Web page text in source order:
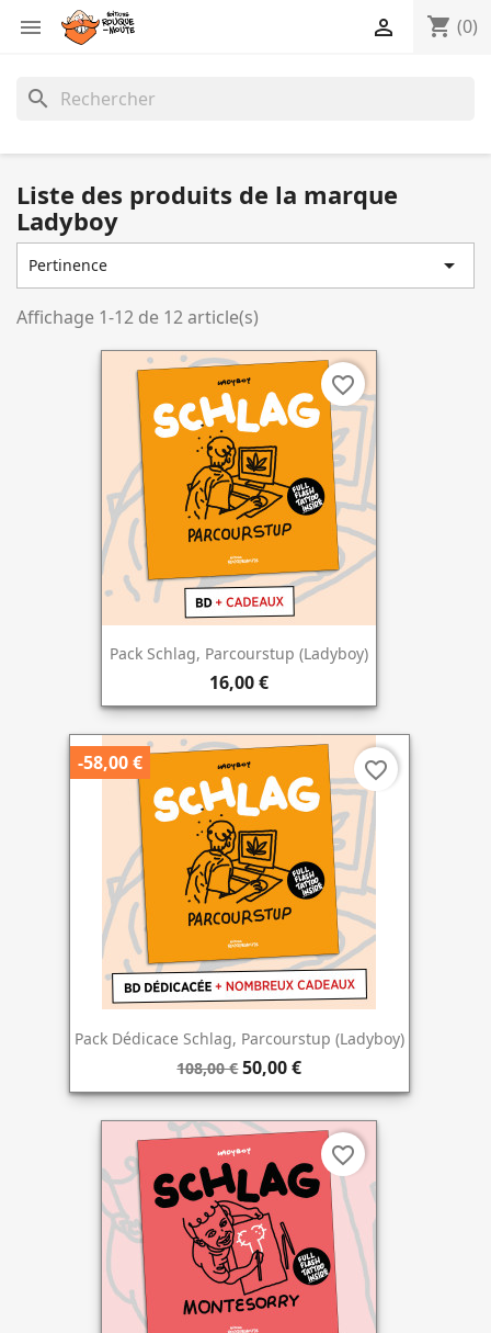
 shopping_cart (0)

search
Liste des produits de la marque
Ladyboy
Pertinence 
Affichage 1-12 de 12 article(s)
Pack Schlag, Parcourstup (Ladyboy)
16,00 €
favorite_border
Pack Dédicace Schlag, Parcourstup (Ladyboy)
108,00 € 50,00 €
-58,00 € favorite_border
favorite_border